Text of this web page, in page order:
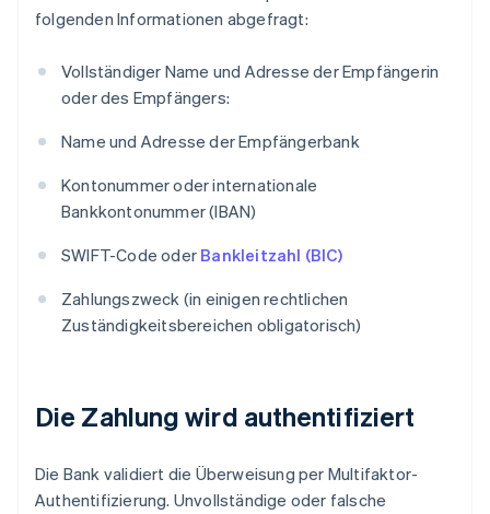
folgenden Informationen abgefragt:
Vollständiger Name und Adresse der Empfängerin
oder des Empfängers:
Name und Adresse der Empfängerbank
Kontonummer oder internationale
Bankkontonummer (IBAN)
SWIFT-Code oder Bankleitzahl (BIC)
Zahlungszweck (in einigen rechtlichen
Zuständigkeitsbereichen obligatorisch)
Die Zahlung wird authentifiziert
Die Bank validiert die Überweisung per Multifaktor-
Authentifizierung. Unvollständige oder falsche